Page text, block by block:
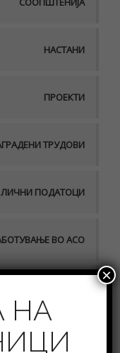
НАСТАНИ
ПРОЕКТИ
ТРУДОВИ
ПОДАТОЦИ
ВО АСО
НА
×